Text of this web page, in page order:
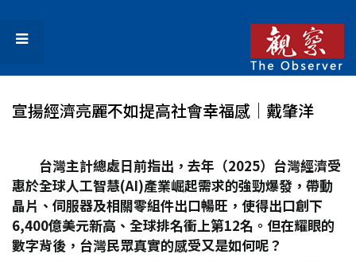
宣揚經濟亮麗不如提高社會幸福感│戴肇洋
台灣主計總處日前指出，去年（2025）台灣經濟受
惠於全球人工智慧(AI)產業崛起需求的強勁爆發，帶動
晶片、伺服器及相關零組件出口暢旺，使得出口創下
6,400億美元新高、全球排名衝上第12名。但在耀眼的
數字背後，台灣民眾真實的感受又是如何呢？